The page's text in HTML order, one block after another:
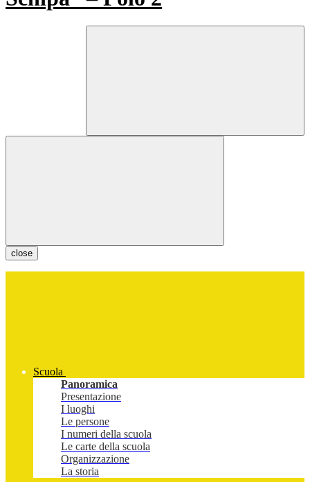
close
Scuola
Panoramica
Presentazione
I luoghi
Le persone
I numeri della scuola
Le carte della scuola
Organizzazione
La storia